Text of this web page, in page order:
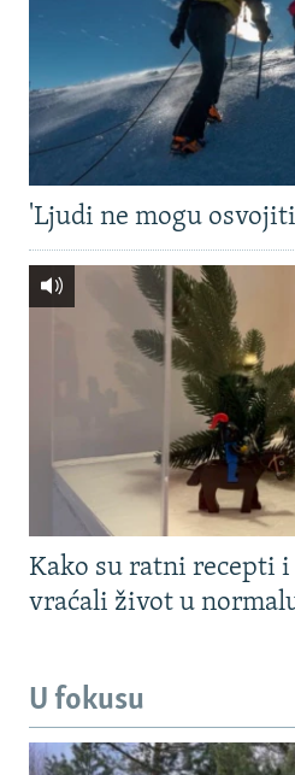
'Ljudi ne mogu
Kako su ratni recepti
vraćali život u
U fokusu